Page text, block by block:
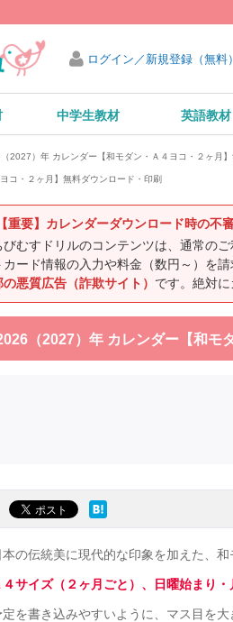
ログイン／新規登録（無料）
中学生教材 英語教材
2027）年 カレンダー【和モダン・Ａ４ヨコ・２ヶ月
コ・２ヶ月】無料ダウンロード・印刷
【重要】カレンダーダウンロード時の
びむすドリルのコンテンツは、通常の
カード情報の入力や料金（数円～）を
の悪質広告（詐欺サイト） です。絶対に
（2027）年 カレンダー【和モ
本の伝統美に現代的な印象を加えた、
４サイズ（２ヶ月ごと）、日曜始まり・
定を書き込みやすいように、マス目を大